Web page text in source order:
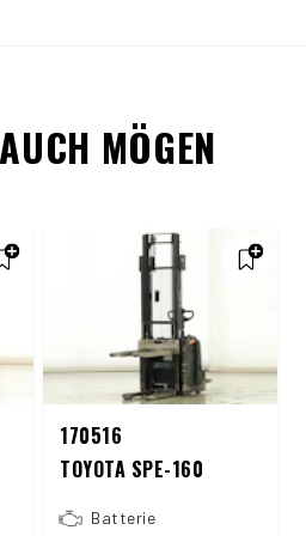
MÖGEN
170516
TOYOTA SPE-160
Batterie